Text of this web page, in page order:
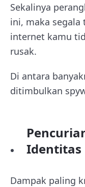
Sekalinya
ini, maka segala
internet kamu
rusak.
Di antara
ditimbulkan
Identitas
Dampak paling